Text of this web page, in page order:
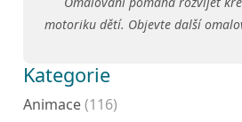
motoriku dětí. Objevte další
Kategorie
Animace(116)